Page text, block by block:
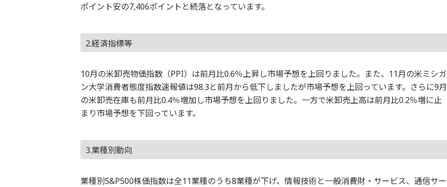
ポイント安の7,406ポイントと続落となっています。
2.経済指標等
10月の米卸売物価指数（PPI）は前月比0.6％上昇し市場予想を上回りました。また、11月の米ミシガ
ン大学消費者態度指数速報値は98.3と前月から低下しましたが市場予想を上回っています。さらに9月
の米卸売在庫も前月比0.4％増加し市場予想を上回りました。一方で米卸売上高は前月比0.2％増に止
まり市場予想を下回っています。
3.業種別動向
業種別S&P500株価指数は全11業種のうち8業種が下げ、情報技術と一般消費財・サービス、通信サー